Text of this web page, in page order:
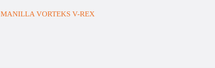
MANILLA VORTEKS V-REX